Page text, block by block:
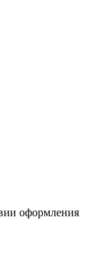
оформления